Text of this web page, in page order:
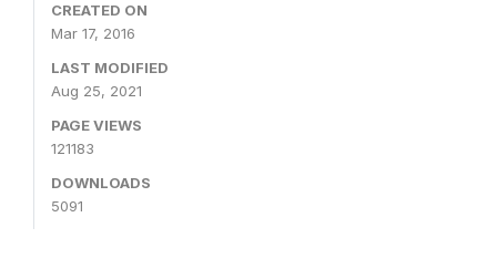
CREATED ON
Mar 17, 2016
LAST MODIFIED
Aug 25, 2021
PAGE VIEWS
121183
DOWNLOADS
5091